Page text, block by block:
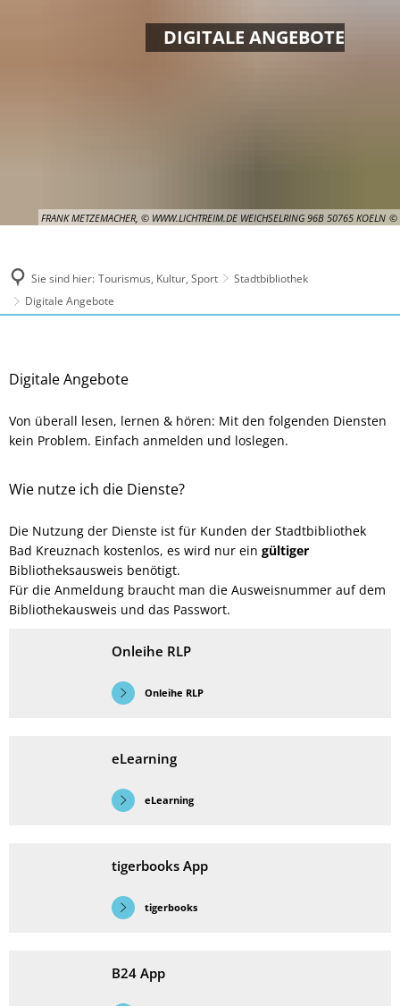
FRANK METZEMACHER, © WWW.LICHTREIM.DE WEICHSELRING 96B 50765 KOELN
DIGITALE ANGEBOTE
Sie sind hier: Tourismus, Kultur, Sport
Stadtbibliothek
Digitale Angebote
Digitale
Angebote
Digitale Angebote
Von überall lesen, lernen & hören: Mit den folgenden Diensten
kein Problem. Einfach anmelden und loslegen.
Wie nutze ich die Dienste?
Die Nutzung der Dienste ist für Kunden der Stadtbibliothek
Bad Kreuznach kostenlos, es wird nur ein gültiger
Bibliotheksausweis benötigt.
Für die Anmeldung braucht man die Ausweisnummer auf dem
Bibliothekausweis und das Passwort.
Onleihe RLP
Onleihe RLP
eLearning
eLearning
tigerbooksApp
tigerbooks
B24 App